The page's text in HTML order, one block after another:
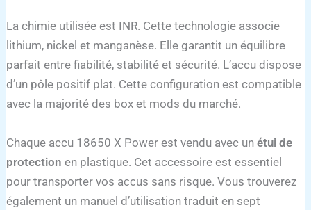
La chimie utilisée est INR. Cette technologie associe
lithium, nickel et manganèse. Elle garantit un équilibre
parfait entre fiabilité, stabilité et sécurité. L’accu dispose
d’un pôle positif plat. Cette configuration est compatible
avec la majorité des box et mods du marché.
Chaque accu 18650 X Power est vendu avec unétui de
protection en plastique. Cet accessoire est essentiel
pour transporter vos accus sans risque. Vous trouverez
également un manuel d’utilisation traduit en sept